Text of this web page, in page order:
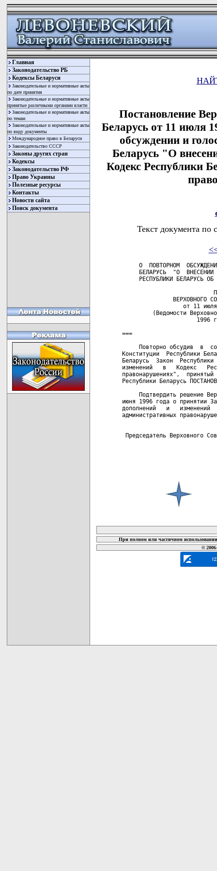
Главная
Законодательство РБ
Кодексы Беларуси
Законодательные и нормативные акты
по дате принятия
Законодательные и нормативные акты
принятые различными органами власти
Законодательные и нормативные акты
по темам
Законодательные и нормативные акты
по виду документы
Международное право в Беларуси
Законодательство СССР
Законы других стран
Кодексы
Законодательство РФ
Право Украины
Полезные ресурсы
Контакты
Новости сайта
Поиск документа
Постановление
Беларусь от 11 июля
обсуждении и
Беларусь "О
Кодекс Республики
Текст документа по
О  ПОВТОРНОМ
БЕЛАРУСЬ  "О  ВНЕСЕНИИ
РЕСПУБЛИКИ БЕЛАРУСЬ ОБ
ВЕРХОВНОГО
от 11
(Ведомости
1996
===
Повторно обсудив  в
Конституции  Республики
Беларусь  Закон
изменений   в   Кодекс
правонарушениях",
Республики Беларусь
Подтвердить решение
июня 1996 года о принятии
дополнений   и
административных
Председатель Верховного
При полном или частичном
©